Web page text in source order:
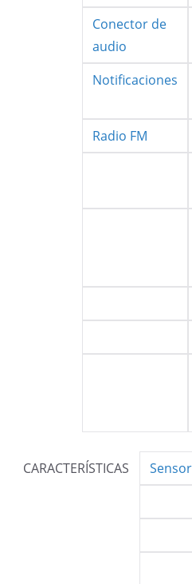
Conector de
audio
Notificaciones
Radio FM
CARACTERÍSTICAS